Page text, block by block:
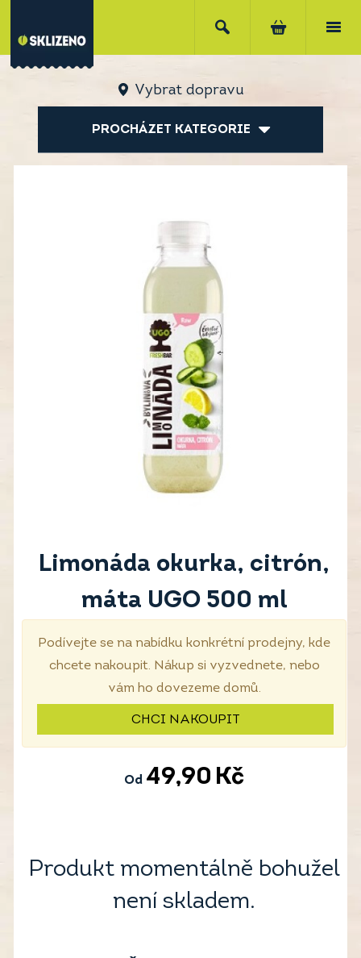
Vybrat dopravu
PROCHÁZET KATEGORIE
Limonáda okurka, citrón,
máta UGO 500 ml
Podívejte se na nabídku konkrétní prodejny, kde
chcete nakoupit. Nákup si vyzvednete, nebo
vám ho dovezeme domů.
CHCI NAKOUPIT
Od 49,90 Kč
Produkt momentálně bohužel
není skladem.